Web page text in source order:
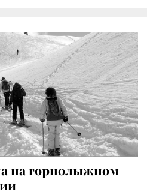
на горнолыжном